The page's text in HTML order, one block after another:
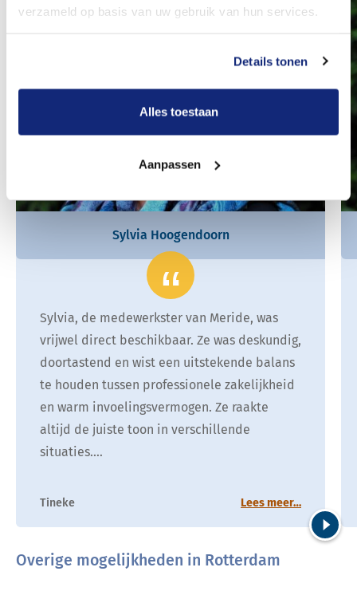
verzameld op basis van uw gebruik van hun services.
Details tonen
Alles toestaan
Aanpassen
Sylvia Hoogendoorn
Sylvia, de medewerkster van Meride, was
vrijwel direct beschikbaar. Ze was deskundig,
doortastend en wist een uitstekende balans
te houden tussen professionele zakelijkheid
en warm invoelingsvermogen. Ze raakte
altijd de juiste toon in verschillende
situaties.…
Tineke Lees meer…
Overige mogelijkheden in Rotterdam